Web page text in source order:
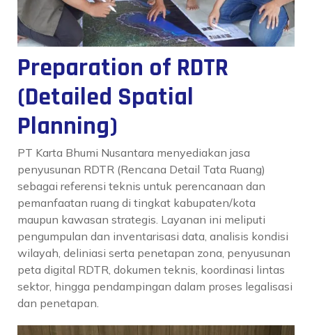
Preparation of RDTR
(Detailed Spatial
Planning)
PT Karta Bhumi Nusantara menyediakan jasa
penyusunan RDTR (Rencana Detail Tata Ruang)
sebagai referensi teknis untuk perencanaan dan
pemanfaatan ruang di tingkat kabupaten/kota
maupun kawasan strategis. Layanan ini meliputi
pengumpulan dan inventarisasi data, analisis kondisi
wilayah, deliniasi serta penetapan zona, penyusunan
peta digital RDTR, dokumen teknis, koordinasi lintas
sektor, hingga pendampingan dalam proses legalisasi
dan penetapan.